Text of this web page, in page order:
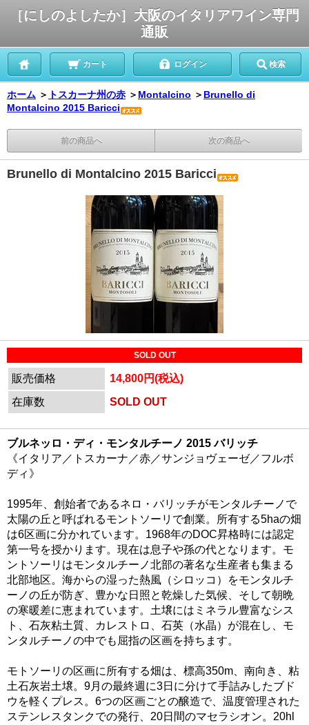
［にしのよしたか］大阪のイタリアワイン専門
通販
カート ログイン 検索
ホーム ＞ トスカーナ州の赤 ＞ Montalcino ＞ Brunello di
Montalcino 2015 Baricci
前の商品へ 次の商品へ
Brunello di Montalcino 2015 Baricci
SOLD OUT
販売価格
14,800円(税込)
在庫数
SOLD OUT
ブルネッロ・ディ・モンタルチーノ 2015 バリッチ
《イタリア／トスカーナ／赤／サンジョヴェーゼ／フルボ
ディ》
1995年、創始者であるネロ・バリッチがモンタルチーノで
太陽の丘と呼ばれるモントソーリで創業。所有する5haの畑
は6区画に分かれています。1968年のDOC昇格時には認定
第一号を授かります。現在は息子や孫の代となります。モ
ントソーリはモンタルチーノ北部の著名な生産者も集まる
北部地区。海からの湿った熱風（シロッコ）をモンタルチ
ーノの丘が防ぎ、豊かな日照と乾燥した気候、そして朝晩
の寒暖差に恵まれています。土壌にはミネラル豊富なシス
ト、石灰粘土質、カレストロ、石英（水晶）が混在し、モ
ンタルチーノの中でも屈指の区画を持ちます。
モトソーリの区画に所有する畑は、標高350m、南向き、粘
土石灰岩土壌。9月の最終週に3日に分けて手詰みしたブド
ウを軽くプレス。6つの区画ごとの醸造で、温度管理された
ステンレスタンクでの発行、20日間のマセラシオン。20hl